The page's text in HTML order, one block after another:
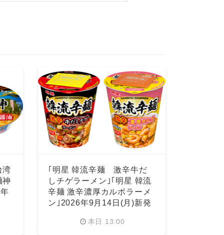
湾
神
｢明星 韓流辛麺 激辛牛だ
しチゲラーメン｣｢明星 韓流
辛麺 激辛濃厚カルボラーメ
ン｣2026年9月14日(月)新発
本日 13:00